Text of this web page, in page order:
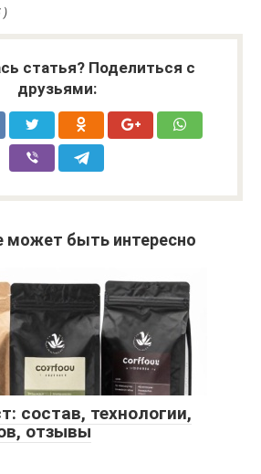
)
статья? Поделиться с
друзьями:
может быть интересно
состав, технологии,
отзывы